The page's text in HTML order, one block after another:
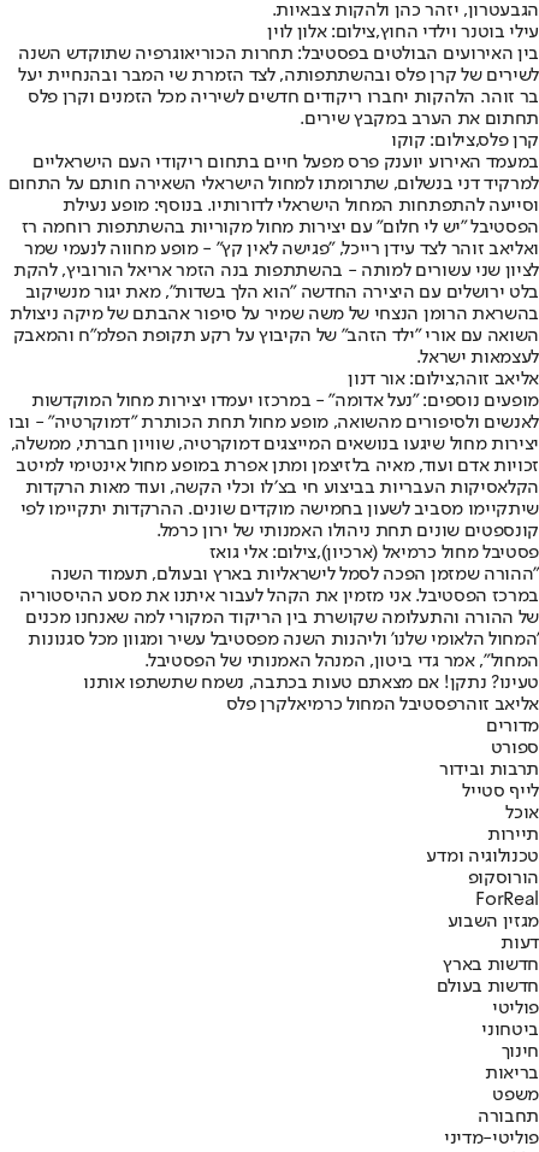
הגבעטרון, יזהר כהן ולהקות צבאיות.
עילי בוטנר וילדי החוץ,צילום: אלון לוין
בין האירועים הבולטים בפסטיבל: תחרות הכוריאוגרפיה שתוקדש השנה
לשירים של קרן פלס ובהשתתפותה, לצד הזמרת שי המבר ובהנחיית יעל
בר זוהר. הלהקות יחברו ריקודים חדשים לשיריה מכל הזמנים וקרן פלס
תחתום את הערב במקבץ שירים.
קרן פלס,צילום: קוקו
במעמד האירוע יוענק פרס מפעל חיים בתחום ריקודי העם הישראליים
למרקיד דני בנשלום, שתרומתו למחול הישראלי השאירה חותם על התחום
וסייעה להתפתחות המחול הישראלי לדורותיו. בנוסף: מופע נעילת
הפסטיבל "יש לי חלום" עם יצירות מחול מקוריות בהשתתפות רוחמה רז
ואליאב זוהר לצד עידן רייכל, "פגישה לאין קץ" - מופע מחווה לנעמי שמר
לציון שני עשורים למותה - בהשתתפות בנה הזמר אריאל הורוביץ, להקת
בלט ירושלים עם היצירה החדשה "הוא הלך בשדות", מאת יגור מנשיקוב
בהשראת הרומן הנצחי של משה שמיר על סיפור אהבתם של מיקה ניצולת
השואה עם אורי ״ילד הזהב״ של הקיבוץ על רקע תקופת הפלמ״ח והמאבק
לעצמאות ישראל.
אליאב זוהר,צילום: אור דנון
מופעים נוספים: "נעל אדומה" - במרכזו יעמדו יצירות מחול המוקדשות
לאנשים ולסיפורים מהשואה, מופע מחול תחת הכותרת ״דמוקרטיה״ - ובו
יצירות מחול שיגעו בנושאים המייצגים דמוקרטיה, שוויון חברתי, ממשלה,
זכויות אדם ועוד, מאיה בלזיצמן ומתן אפרת במופע מחול אינטימי למיטב
הקלאסיקות העבריות בביצוע חי בצ׳לו וכלי הקשה, ועוד מאות הרקדות
שיתקיימו מסביב לשעון בחמישה מוקדים שונים. ההרקדות יתקיימו לפי
קונספטים שונים תחת ניהולו האמנותי של ירון כרמל.
פסטיבל מחול כרמיאל (ארכיון),צילום: אלי גואז
"ההורה שמזמן הפכה לסמל לישראליות בארץ ובעולם, תעמוד השנה
במרכז הפסטיבל. אני מזמין את הקהל לעבור איתנו את מסע ההיסטוריה
של ההורה והתעלומה שקושרת בין הריקוד המקורי למה שאנחנו מכנים
'המחול הלאומי שלנו' וליהנות השנה מפסטיבל עשיר ומגוון מכל סגנונות
המחול", אמר גדי ביטון, המנהל האמנותי של הפסטיבל.
טעינו? נתקן! אם מצאתם טעות בכתבה, נשמח שתשתפו אותנו
אליאב זוהרפסטיבל המחול כרמיאלקרן פלס
מדורים
ספורט
תרבות ובידור
לייף סטייל
אוכל
תיירות
טכנולוגיה ומדע
הורוסקופ
ForReal
מגזין השבוע
דעות
חדשות בארץ
חדשות בעולם
פוליטי
ביטחוני
חינוך
בריאות
משפט
תחבורה
פוליטי-מדיני